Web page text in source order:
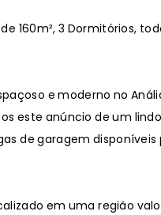
160m², 3 Dormitórios,
e moderno no
este anúncio de um
de garagem
em uma região